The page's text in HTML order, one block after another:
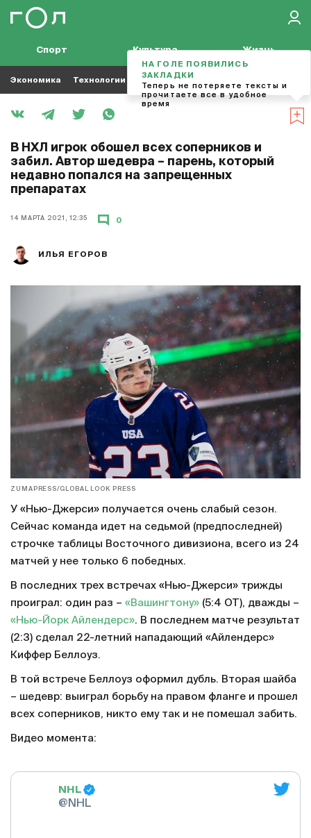
Спорт Культура Жизнь
Экономика Технологии Кино Футбол
В НХЛ игрок обошел всех соперников и
забил. Автор шедевра – парень, который
недавно попался на запрещенных
препаратах
14 МАРТА 2021, 12:35
ИЛЬЯ ЕГОРОВ
0
ZUMAPRESS/GLOBAL LOOK PRESS
У «Нью-Джерси» получается очень слабый сезон.
Сейчас команда идет на седьмой (предпоследней)
строчке таблицы Восточного дивизиона, всего из 24
матчей у нее только 6 победных.
В последних трех встречах «Нью-Джерси» трижды
проиграл: один раз – «Вашингтону» (5:4 ОТ), дважды –
«Нью-Йорк Айлендерс». В последнем матче результат
(2:3) сделал 22-летний нападающий «Айлендерс»
Киффер Беллоуз.
В той встрече Беллоуз оформил дубль. Вторая шайба
– шедевр: выиграл борьбу на правом фланге и прошел
всех соперников, никто ему так и не помешал забить.
Видео момента:
NHL
@NHL
НА ГОЛЕ ПОЯВИЛИСЬ
ЗАКЛАДКИ
Теперь не потеряете тексты и
прочитаете все в удобное
время